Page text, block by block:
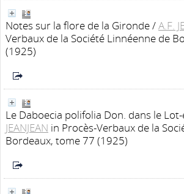
Notes sur la flore de la Gironde/A.F.
Verbaux de la Société Linnéenne de
(1925)
Le Daboecia polifolia Don. dans le
JEANJEAN in Procès-Verbaux de la
Bordeaux, tome 77 (1925)